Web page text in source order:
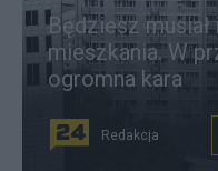
Będziesz
mieszkania. W
ogromna kara
Redakcja